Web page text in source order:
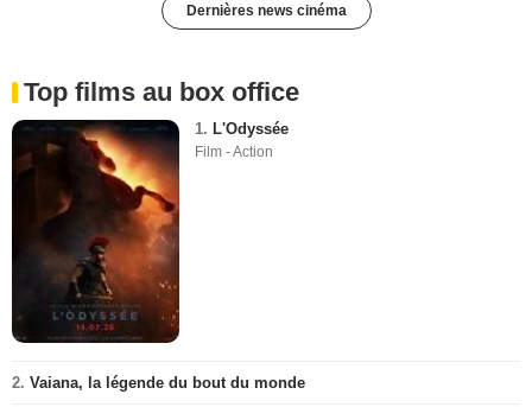
Dernières news cinéma
Top films au box office
1. L'Odyssée
Film - Action
2. Vaiana, la légende du bout du monde